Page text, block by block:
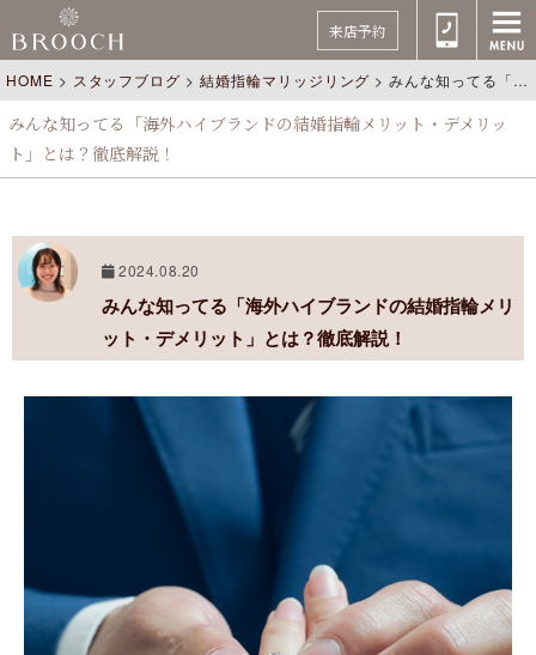
来店予約
HOME > スタッフブログ >結婚指輪マリッジリング >みんな知ってる「海外ハイブランドの結婚指輪メリット・デメリット」とは？徹底解説！
みんな知ってる「海外ハイブランドの結婚指輪メリット・デメリッ
ト」とは？徹底解説！
2024.08.20
みんな知ってる「海外ハイブランドの結婚指輪メリ
ット・デメリット」とは？徹底解説！